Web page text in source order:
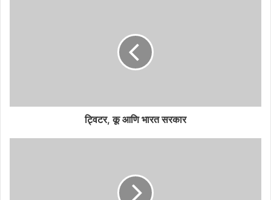
ट्विटर, कू आणि भारत सरकार